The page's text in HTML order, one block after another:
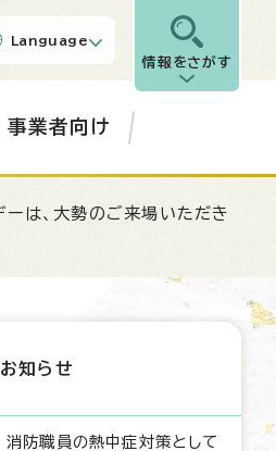
Language
情報をさがす
事業者向け
は、大勢のご来場いただき
お知らせ
消防職員の熱中症対策として